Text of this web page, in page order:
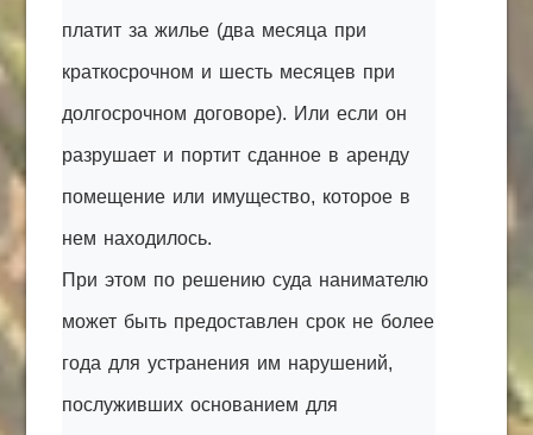
платит за жилье (два месяца при
краткосрочном и шесть месяцев при
долгосрочном договоре). Или если он
разрушает и портит сданное в аренду
помещение или имущество, которое в
нем находилось.
При этом по решению суда нанимателю
может быть предоставлен срок не более
года для устранения им нарушений,
послуживших основанием для